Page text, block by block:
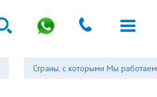
Страны, с которыми Мы работаем